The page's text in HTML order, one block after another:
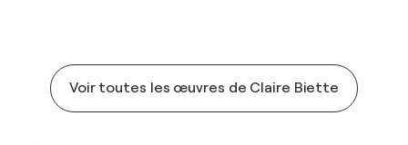
Voir toutes les œuvres de Claire Biette